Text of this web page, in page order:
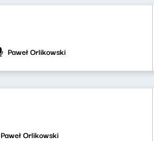
Paweł Orlikowski
Paweł Orlikowski